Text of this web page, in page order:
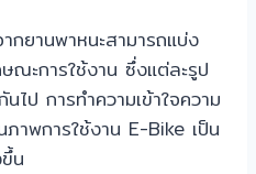
กยานพาหนะสามารถแบ่ง
ณะการใช้งาน ซึ่งแต่ละรูป
ไป การทำความเข้าใจความ
ภาพการใช้งาน E-Bike เป็น
น